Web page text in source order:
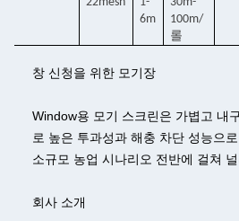
6m
100m/
롤
창 신청을 위한 모기장
Window용 모기 스크린은 가볍고 내
로 높은 투과성과 해충 차단 성능으
소규모 농업 시나리오 전반에 걸쳐
회사 소개